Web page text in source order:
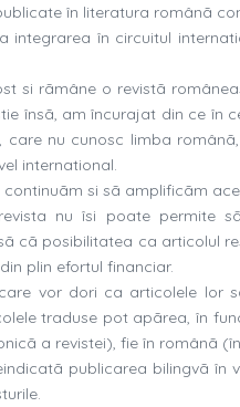
în literatura românã
integrarea în circuitul
si rãmâne o revistã
însã, am încurajat din ce în
care nu cunosc limba
international.
continuãm si sã amplificãm
nu îsi poate permite
cã posibilitatea ca articolul
plin efortul financiar.
vor dori ca articolele lor
traduse pot apãrea, în
a revistei), fie în românã
publicarea bilingvã